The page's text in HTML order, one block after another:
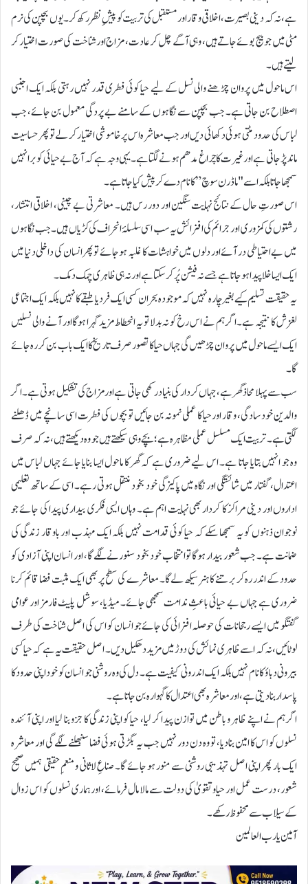
ہے، نہ کہ دینی بصیرت، اخلاقی وقار اور مستقبل کی تربیت کو پیشِ نظر رکھ کر۔ یوں بچپن کی نرم
مٹی میں جو بیج بوئے جاتے ہیں، وہی آگے چل کر عادت، مزاج اور شناخت کی صورت اختیار کر
لیتے ہیں۔
اس ماحول میں پروان چڑھنے والی نسل کے لیے حیا کوئی فطری قدر نہیں رہتی بلکہ ایک اجنبی
اصطلاح بن جاتی ہے۔ جب بچپن سے نگاہوں کے سامنے بے پردگی معمول بن جائے، جب
لباس کی حدود مٹتی ہوئی دکھائی دیں اور جب معاشرہ اس پر خاموشی اختیار کر لے تو پھر حساسیت
ماند پڑ جاتی ہے اور غیرت کا چراغ مدھم ہونے لگتا ہے۔ یہی وجہ ہے کہ آج بے حیائی کو برا نہیں
سمجھا جاتا بلکہ اسے "ماڈرن سوچ” کا نام دے کر پیش کیا جاتا ہے۔
اس صورتِ حال کے نتائج نہایت سنگین اور دور رس ہیں۔ معاشرتی بے چینی، اخلاقی انتشار،
رشتوں کی کمزوری اور جرائم کی افزائش یہ سب اسی سلسلۂ انحراف کی کڑیاں ہیں۔ جب نگاہوں
میں بے احتیاطی در آئے اور دلوں میں خواہشات کا غلبہ ہو جائے تو پھر انسان کی داخلی دنیا میں
ایک ایسا خلا پیدا ہو جاتا ہے جسے نہ فیشن پُر کر سکتا ہے اور نہ ہی ظاہری چمک دمک۔
یہ حقیقت تسلیم کیے بغیر چارہ نہیں کہ موجودہ بحران کسی ایک فرد یا طبقے کا نہیں بلکہ ایک اجتماعی
لغزش کا نتیجہ ہے۔ اگر ہم نے اس رخ کو نہ بدلا تو یہ انحطاط مزید گہرا ہوگا اور آنے والی نسلیں
ایک ایسے ماحول میں پروان چڑھیں گی جہاں حیا کا تصور صرف تاریخ کا ایک باب بن کر رہ جائے
گا۔
سب سے پہلا محاذ گھر ہے، جہاں کردار کی بنیاد رکھی جاتی ہے اور مزاج کی تشکیل ہوتی ہے۔ اگر
والدین خود سادگی، وقار اور حیا کا عملی نمونہ بن جائیں تو بچوں کی فطرت اسی سانچے میں ڈھلنے
لگتی ہے۔ تربیت ایک مسلسل عملی مظاہرہ ہے؛ بچے وہی سیکھتے ہیں جو وہ دیکھتے ہیں، نہ کہ صرف
وہ جو انہیں بتایا جاتا ہے۔ اس لیے ضروری ہے کہ گھر کا ماحول ایسا بنایا جائے جہاں لباس میں
اعتدال، گفتار میں شائستگی اور نگاہ میں پاکیزگی خود بخود منتقل ہوتی رہے۔ اسی کے ساتھ تعلیمی
اداروں اور دینی مراکز کا کردار بھی نہایت اہم ہے۔ وہاں ایسی فکری بیداری پیدا کی جائے جو
نوجوان ذہنوں کو یہ سمجھا سکے کہ حیا کوئی قدامت نہیں بلکہ ایک مہذب اور باوقار زندگی کی
ضمانت ہے۔ جب شعور بیدار ہوگا تو انتخاب خود بخود سنورنے لگے گا، اور انسان اپنی آزادی کو
حدود کے اندر رہ کر برتنے کا ہنر سیکھ لے گا۔ معاشرے کی سطح پر بھی ایک مثبت فضا قائم کرنا
ضروری ہے جہاں بے حیائی باعثِ ندامت سمجھی جائے۔ میڈیا، سوشل پلیٹ فارمز اور عوامی
گفتگو میں ایسے رجحانات کی حوصلہ افزائی کی جائے جو انسان کو اس کی اصل شناخت کی طرف
لوٹائیں، نہ کہ اسے ظاہری نمائش کی دوڑ میں مزید دھکیل دیں۔ اصل حقیقت یہ ہے کہ حیا کسی
بیرونی دباؤ کا نام نہیں بلکہ ایک اندرونی کیفیت ہے۔ دل کی وہ روشنی جو انسان کو خود اپنی حدود کا
پاسدار بنا دیتی ہے، اور معاشرہ بھی اعتدال کا گہوارہ بن جاتا ہے۔
اگر ہم نے اپنے ظاہر و باطن میں توازن پیدا کر لیا، حیا کو اپنی زندگی کا جزو بنا لیا اور اپنی آئندہ
نسلوں کو اس کا امین بنا دیا، تو وہ دن دور نہیں جب یہ بگڑتی ہوئی فضا سنبھلنے لگے گی اور معاشرہ
ایک بار پھر اپنی اصل تہذیبی روشنی سے منور ہو جائے گا۔ صناعِ لاثانی و منعمِ حقیقی ہمیں صحیح
شعور، درست عمل اور حیا و تقویٰ کی دولت سے مالا مال فرمائے، اور ہماری نسلوں کو اس زوال
کے سیلاب سے محفوظ رکھے۔
آمین یا رب العالمین